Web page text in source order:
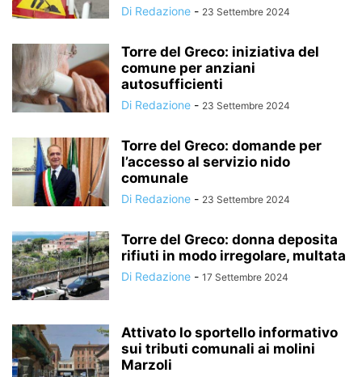
Di Redazione - 23 Settembre 2024
Torre del Greco: iniziativa del
comune per anziani
autosufficienti
Di Redazione - 23 Settembre 2024
Torre del Greco: domande per
l’accesso al servizio nido
comunale
Di Redazione - 23 Settembre 2024
Torre del Greco: donna deposita
rifiuti in modo irregolare, multata
Di Redazione - 17 Settembre 2024
Attivato lo sportello informativo
sui tributi comunali ai molini
Marzoli